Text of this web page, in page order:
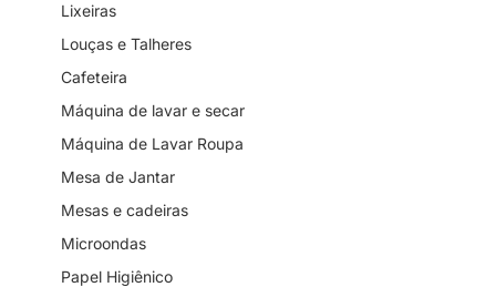
Lixeiras
Louças e Talheres
Cafeteira
Máquina de lavar e secar
Máquina de Lavar Roupa
Mesa de Jantar
Mesas e cadeiras
Microondas
Papel Higiênico